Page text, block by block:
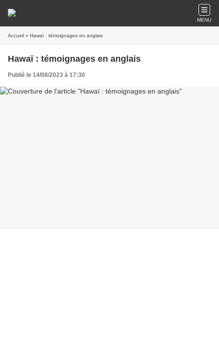
MENU
Accueil » Hawaï : témoignages en anglais
Hawaï : témoignages en anglais
Publié le 14/08/2023 à 17:30